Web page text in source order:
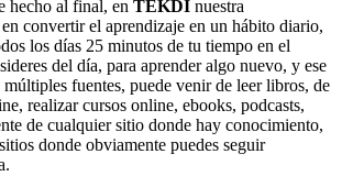
hecho al final, en TEKDI nuestra
convertir el aprendizaje en un hábito diario,
los días 25 minutos de tu tiempo en el
del día, para aprender algo nuevo, y ese
fuentes, puede venir de leer libros, de
realizar cursos online, ebooks, podcasts,
de cualquier sitio donde hay conocimiento,
donde obviamente puedes seguir